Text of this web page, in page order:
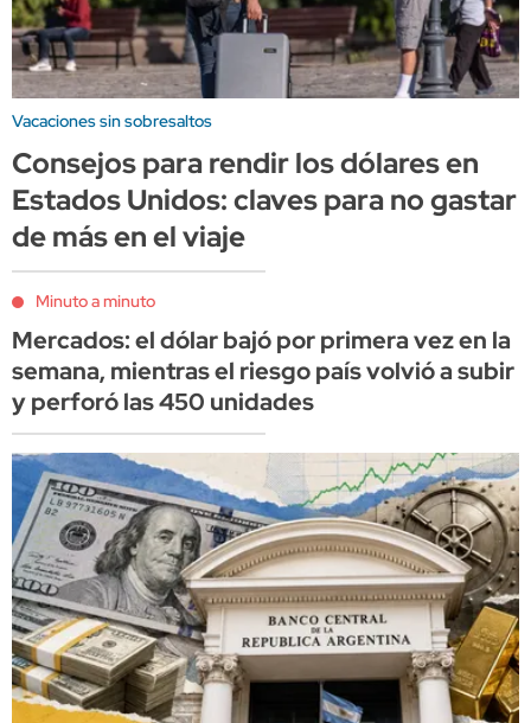
Vacaciones sin sobresaltos
Consejos para rendir los dólares en
Estados Unidos: claves para no gastar
de más en el viaje
Minuto a minuto
Mercados: el dólar bajó por primera vez en la
semana, mientras el riesgo país volvió a subir
y perforó las 450 unidades